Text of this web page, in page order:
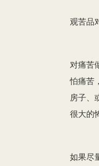
观苦品
对痛苦
怕痛苦
房子、
很大的
如果尽